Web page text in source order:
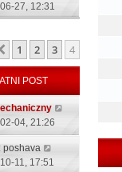
ś
l
n
j
27, 12:31
Poprzednia
1 2 3 4
POST
04, 21:26
poshava
11, 17:51